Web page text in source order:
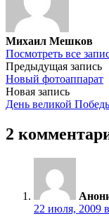
Михаил Мешков
Посмотреть все
Навигация
по
записям
Предыдущая запись
Новый фотоаппарат
Новая запись
День великой
2
22 июля, 2009